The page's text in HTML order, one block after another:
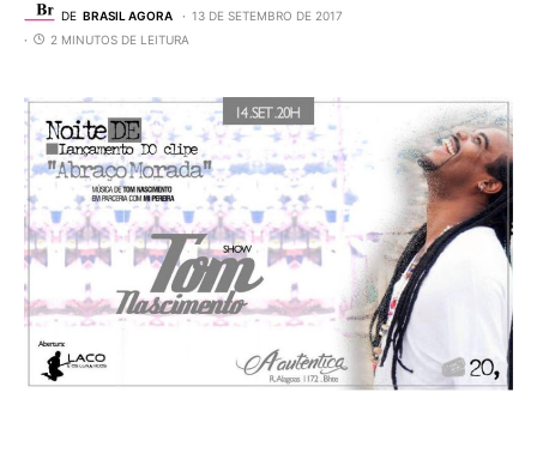
DE BRASIL AGORA
13 DE SETEMBRO DE 2017
2 MINUTOS DE LEITURA